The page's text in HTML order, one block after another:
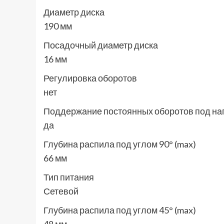
Диаметр диска
190 мм
Посадочный диаметр диска
16 мм
Регулировка оборотов
нет
Поддержание постоянных оборотов под
да
Глубина распила под углом 90° (max)
66 мм
Тип питания
Сетевой
Глубина распила под углом 45° (max)